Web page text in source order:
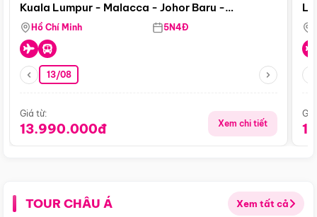
Kuala Lumpur - Malacca - Johor Baru -
Singapore
Hồ Chí Minh 5N4Đ
13/08
Giá từ:
13.990.000đ Xem chi tiết
TOUR CHÂU Á Xem tất cả
Điểm nổi bật